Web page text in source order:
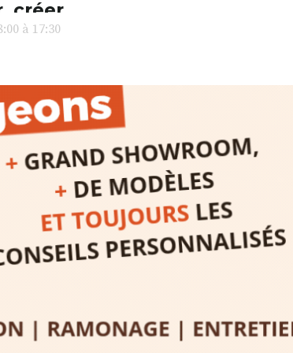
créer,
unstage
, à seulement30
à 17:30